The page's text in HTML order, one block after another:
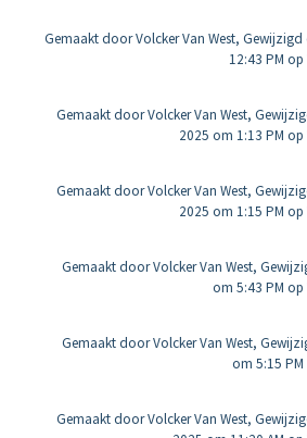
Gemaakt door Volcker Van West,
12:43 PM op
Gemaakt door Volcker Van West,
2025 om 1:13 PM op
Gemaakt door Volcker Van West,
2025 om 1:15 PM op
Gemaakt door Volcker Van West,
om 5:43 PM op
Gemaakt door Volcker Van West,
om 5:15 PM
Gemaakt door Volcker Van West,